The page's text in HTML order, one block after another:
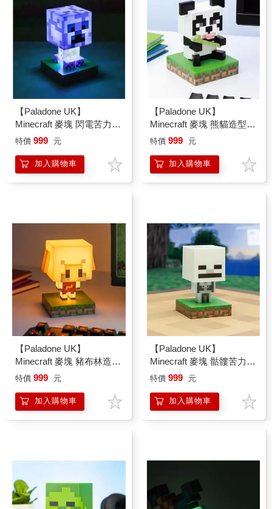
【Paladone UK】
Minecraft 麥塊 閃電苦力怕
造型 ICON小夜燈
特價 999 元
加入購物車
【Paladone UK】
Minecraft 麥塊 熊貓造型
ICON小夜燈
特價 999 元
加入購物車
【Paladone UK】
Minecraft 麥塊 豬布林造型
ICON小夜燈
特價 999 元
加入購物車
【Paladone UK】
Minecraft 麥塊 骷髏苦力怕
造型 ICON小夜燈
特價 999 元
加入購物車